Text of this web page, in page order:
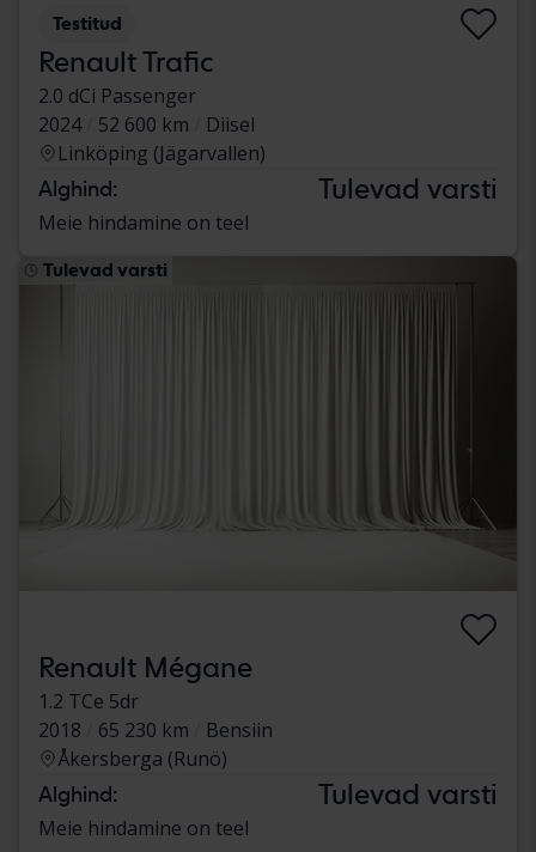
Testitud
Renault Trafic
2.0 dCi Passenger
2024
52 600 km
Diisel
Linköping (Jägarvallen)
Alghind: Tulevad varsti
Meie hindamine on teel
Tulevad varsti
Renault Mégane
1.2 TCe 5dr
2018
65 230 km
Bensiin
Åkersberga (Runö)
Alghind: Tulevad varsti
Meie hindamine on teel